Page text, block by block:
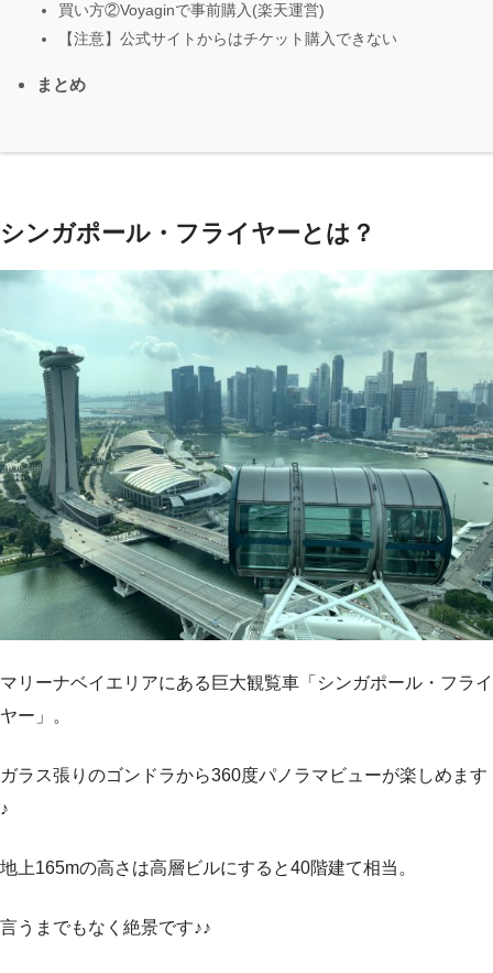
買い方②Voyaginで事前購入(楽天運営)
【注意】公式サイトからはチケット購入できない
まとめ
シンガポール・フライヤーとは？
マリーナベイエリアにある巨大観覧車「シンガポール・フライ
ヤー」。
ガラス張りのゴンドラから360度パノラマビューが楽しめます
♪
地上165mの高さは高層ビルにすると40階建て相当。
言うまでもなく絶景です♪♪